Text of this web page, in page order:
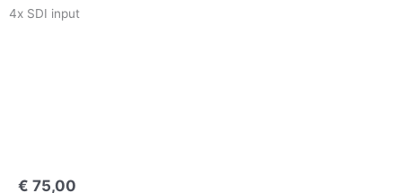
4x SDI input
€ 75,00